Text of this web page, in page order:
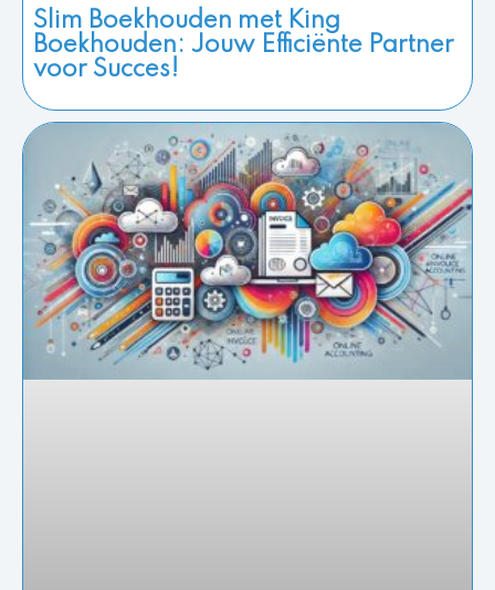
Slim Boekhouden met King
Boekhouden: Jouw Efficiënte Partner
voor Succes!